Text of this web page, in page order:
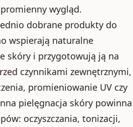
wygląd.
dobrane produkty do
wspierają naturalne
skóry i przygotowują ją na
czynnikami zewnętrznymi,
promieniowanie UV czy
pielęgnacja skóry powinna
oczyszczania, tonizacji,